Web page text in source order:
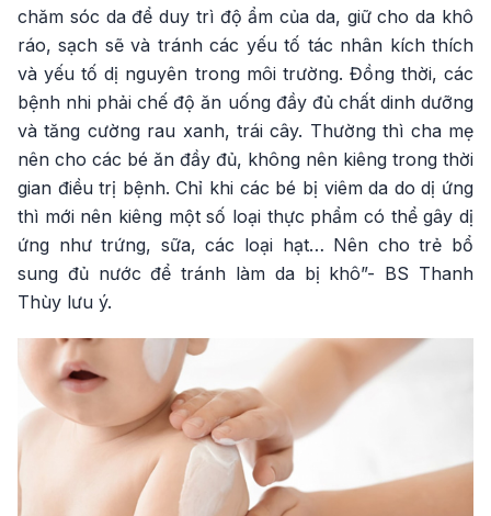
chăm sóc da để duy trì độ ẩm của da, giữ cho da khô
ráo, sạch sẽ và tránh các yếu tố tác nhân kích thích
và yếu tố dị nguyên trong môi trường. Đồng thời, các
bệnh nhi phải chế độ ăn uống đầy đủ chất dinh dưỡng
và tăng cường rau xanh, trái cây. Thường thì cha mẹ
nên cho các bé ăn đầy đủ, không nên kiêng trong thời
gian điều trị bệnh. Chỉ khi các bé bị viêm da do dị ứng
thì mới nên kiêng một số loại thực phẩm có thể gây dị
ứng như trứng, sữa, các loại hạt… Nên cho trẻ bổ
sung đủ nước để tránh làm da bị khô”- BS Thanh
Thùy lưu ý.